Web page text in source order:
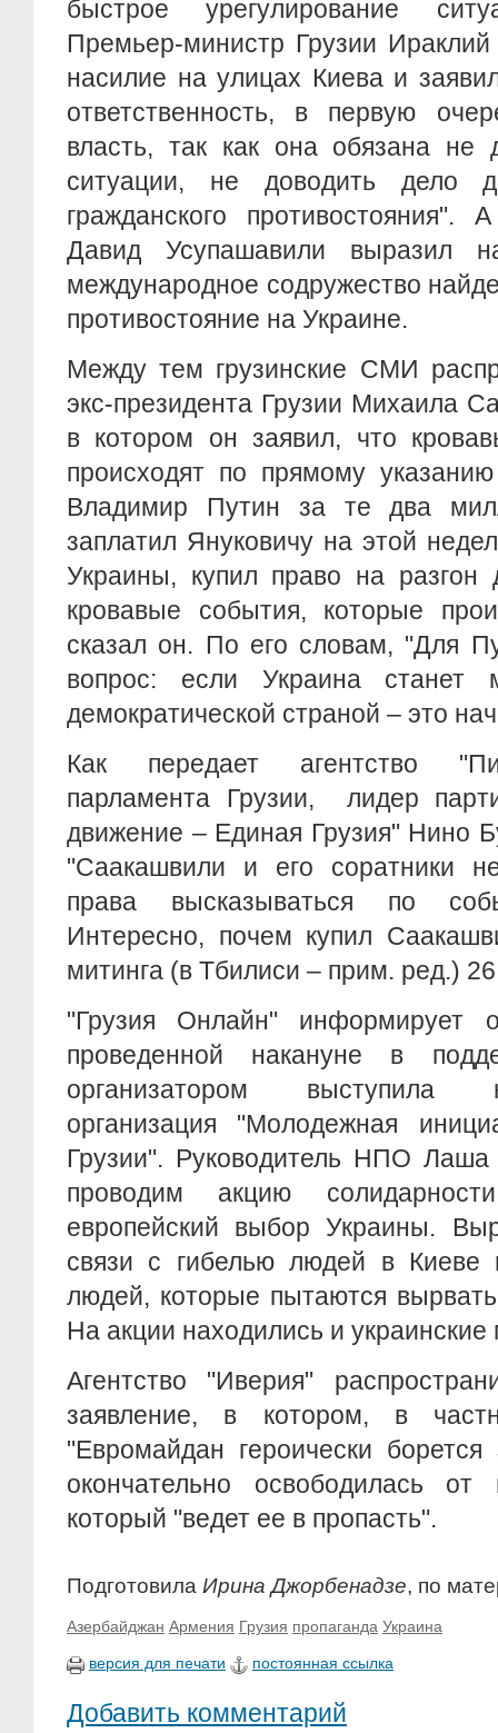
быстрое урегулирование
Премьер-министр Грузии
насилие на улицах Киева и
ответственность, в первую
власть, так как она обязана не
ситуации, не доводить дело
гражданского противостояния".
Давид Усупашавили выразил
международное содружество
противостояние на Украине.
Между тем грузинские СМИ
экс-президента Грузии Михаила
в котором он заявил, что
происходят по прямому
Владимир Путин за те два
заплатил Януковичу на этой
Украины, купил право на разгон
кровавые события, которые
сказал он. По его словам, "Для
вопрос: если Украина станет
демократической страной – это
Как передает агентство
парламента Грузии, лидер
движение – Единая Грузия" Нино
"Саакашвили и его соратники
права высказываться по
Интересно, почем купил
митинга (в Тбилиси – прим. ред.)
"Грузия Онлайн" информирует
проведенной накануне в
организатором выступила
организация "Молодежная
Грузии". Руководитель НПО
проводим акцию
европейский выбор Украины.
связи с гибелью людей в Киеве
людей, которые пытаются
На акции находились и украинские
Агентство "Иверия"
заявление, в котором, в
"Евромайдан героически
окончательно освободилась от
который "ведет ее в пропасть".
Подготовила Ирина Джорбенадзе, по
Азербайджан Армения Грузия пропаганда Украина
версия для печати постоянная ссылка
Добавить комментарий